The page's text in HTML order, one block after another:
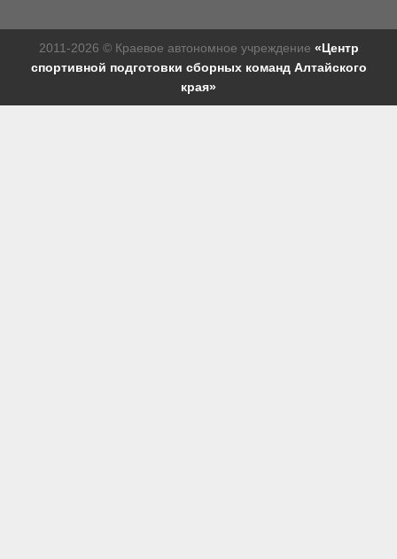
2011-2026 © Краевое автономное учреждение «Центр
спортивной подготовки сборных команд Алтайского
края»